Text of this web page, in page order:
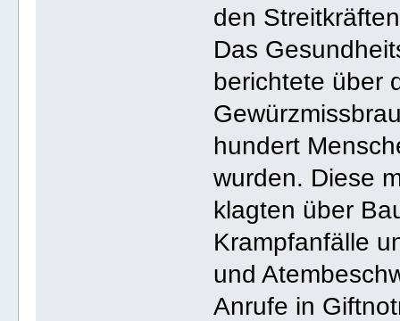
den
Das
berichtete über
hundert
wurden. Diese
klagten über
Krampfanfälle
und
Anrufe in